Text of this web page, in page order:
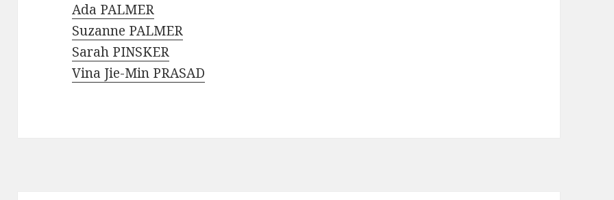
Ada PALMER
Suzanne PALMER
Sarah PINSKER
Vina Jie-Min PRASAD